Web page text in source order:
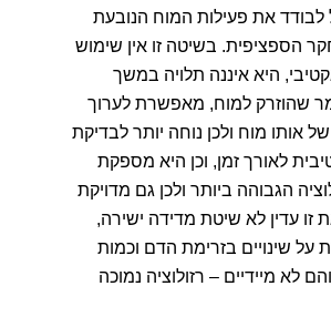
לבודד את פעילות המוח הנובעת
הספציפית. בשיטה זו אין שימוש
היא איננה תלויה במשך
שהוזרק למוח, מאפשרת לערוך
אותו מוח ולכן נוחה יותר לבדיקת
לאורך זמן, וכן היא מספקת
הגבוהה ביותר ולכן גם מדויקת
זו עדין לא שיטת מדידה ישירה,
שינויים בזרימת הדם וכמות
לא מיידיים – רזולוציה נמוכה